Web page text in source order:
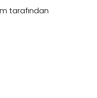
tarafından